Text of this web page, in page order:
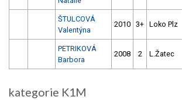
ŠTULCOVÁ
Valentýna
2010 3+ Loko Plz
PETRIKOVÁ
Barbora
2008 2 L.Žatec
kategorie K1M